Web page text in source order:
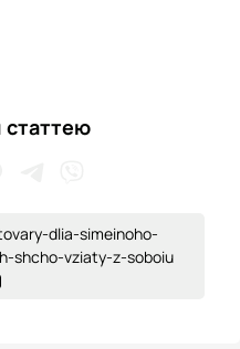
статтею
dlia-simeinoho-
shcho-vziaty-z-soboiu